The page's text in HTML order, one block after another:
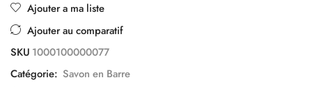
Ajouter a ma liste
Ajouter au comparatif
SKU 1000100000077
Catégorie: Savon en Barre